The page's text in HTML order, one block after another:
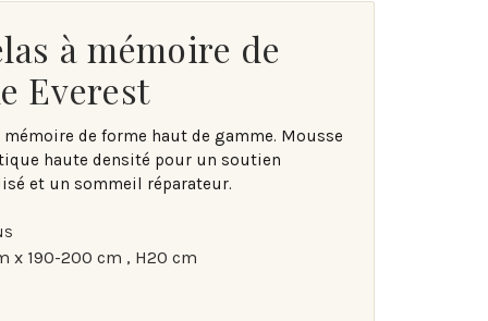
d'énergie.
à mémoire de
Everest
mémoire de forme haut de gamme. Mousse
haute densité pour un soutien
et un sommeil réparateur.
x 190-200 cm , H20 cm